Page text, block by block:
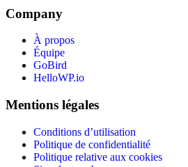
Company
À propos
Équipe
GoBird
HelloWP.io
Mentions légales
Conditions d’utilisation
Politique de confidentialité
Politique relative aux cookies